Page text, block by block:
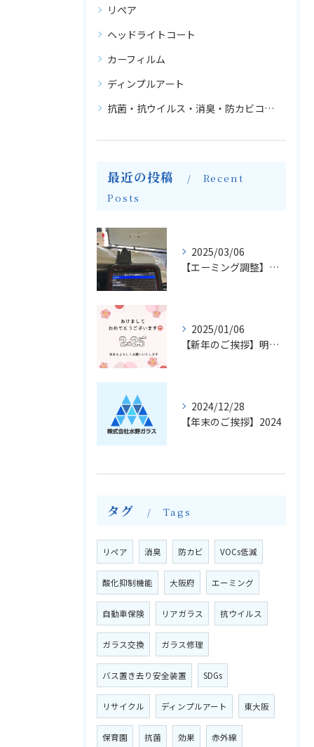
リペア
ヘッドライトコート
カーフィルム
ディンプルアート
抗菌・抗ウイルス・消臭・防カビコーティング
最近の投稿
Recent
Posts
2025/03/06
【エーミング調整】輸入車のフロントガラス交換とエーミングについて
2025/01/06
【新年のご挨拶】明けましておめでとうございます
2024/12/28
【年末のご挨拶】2024
タグ Tags
リペア 消臭 防カビ VOCs低減
酸化抑制機能 大阪府 エーミング
自動車保険 リアガラス 抗ウイルス
ガラス交換 ガラス修理
バス置き去り安全装置 SDGs
リサイクル ディンプルアート 東大阪
保育園 抗菌 効果 赤外線